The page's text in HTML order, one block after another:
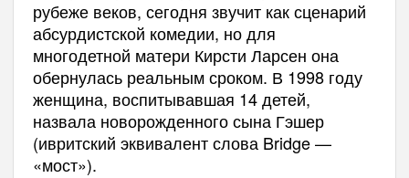
рубеже веков, сегодня звучит как сценарий
абсурдистской комедии, но для
многодетной матери Кирсти Ларсен она
обернулась реальным сроком. В 1998 году
женщина, воспитывавшая 14 детей,
назвала новорожденного сына Гэшер
(ивритский эквивалент слова Bridge —
«мост»).